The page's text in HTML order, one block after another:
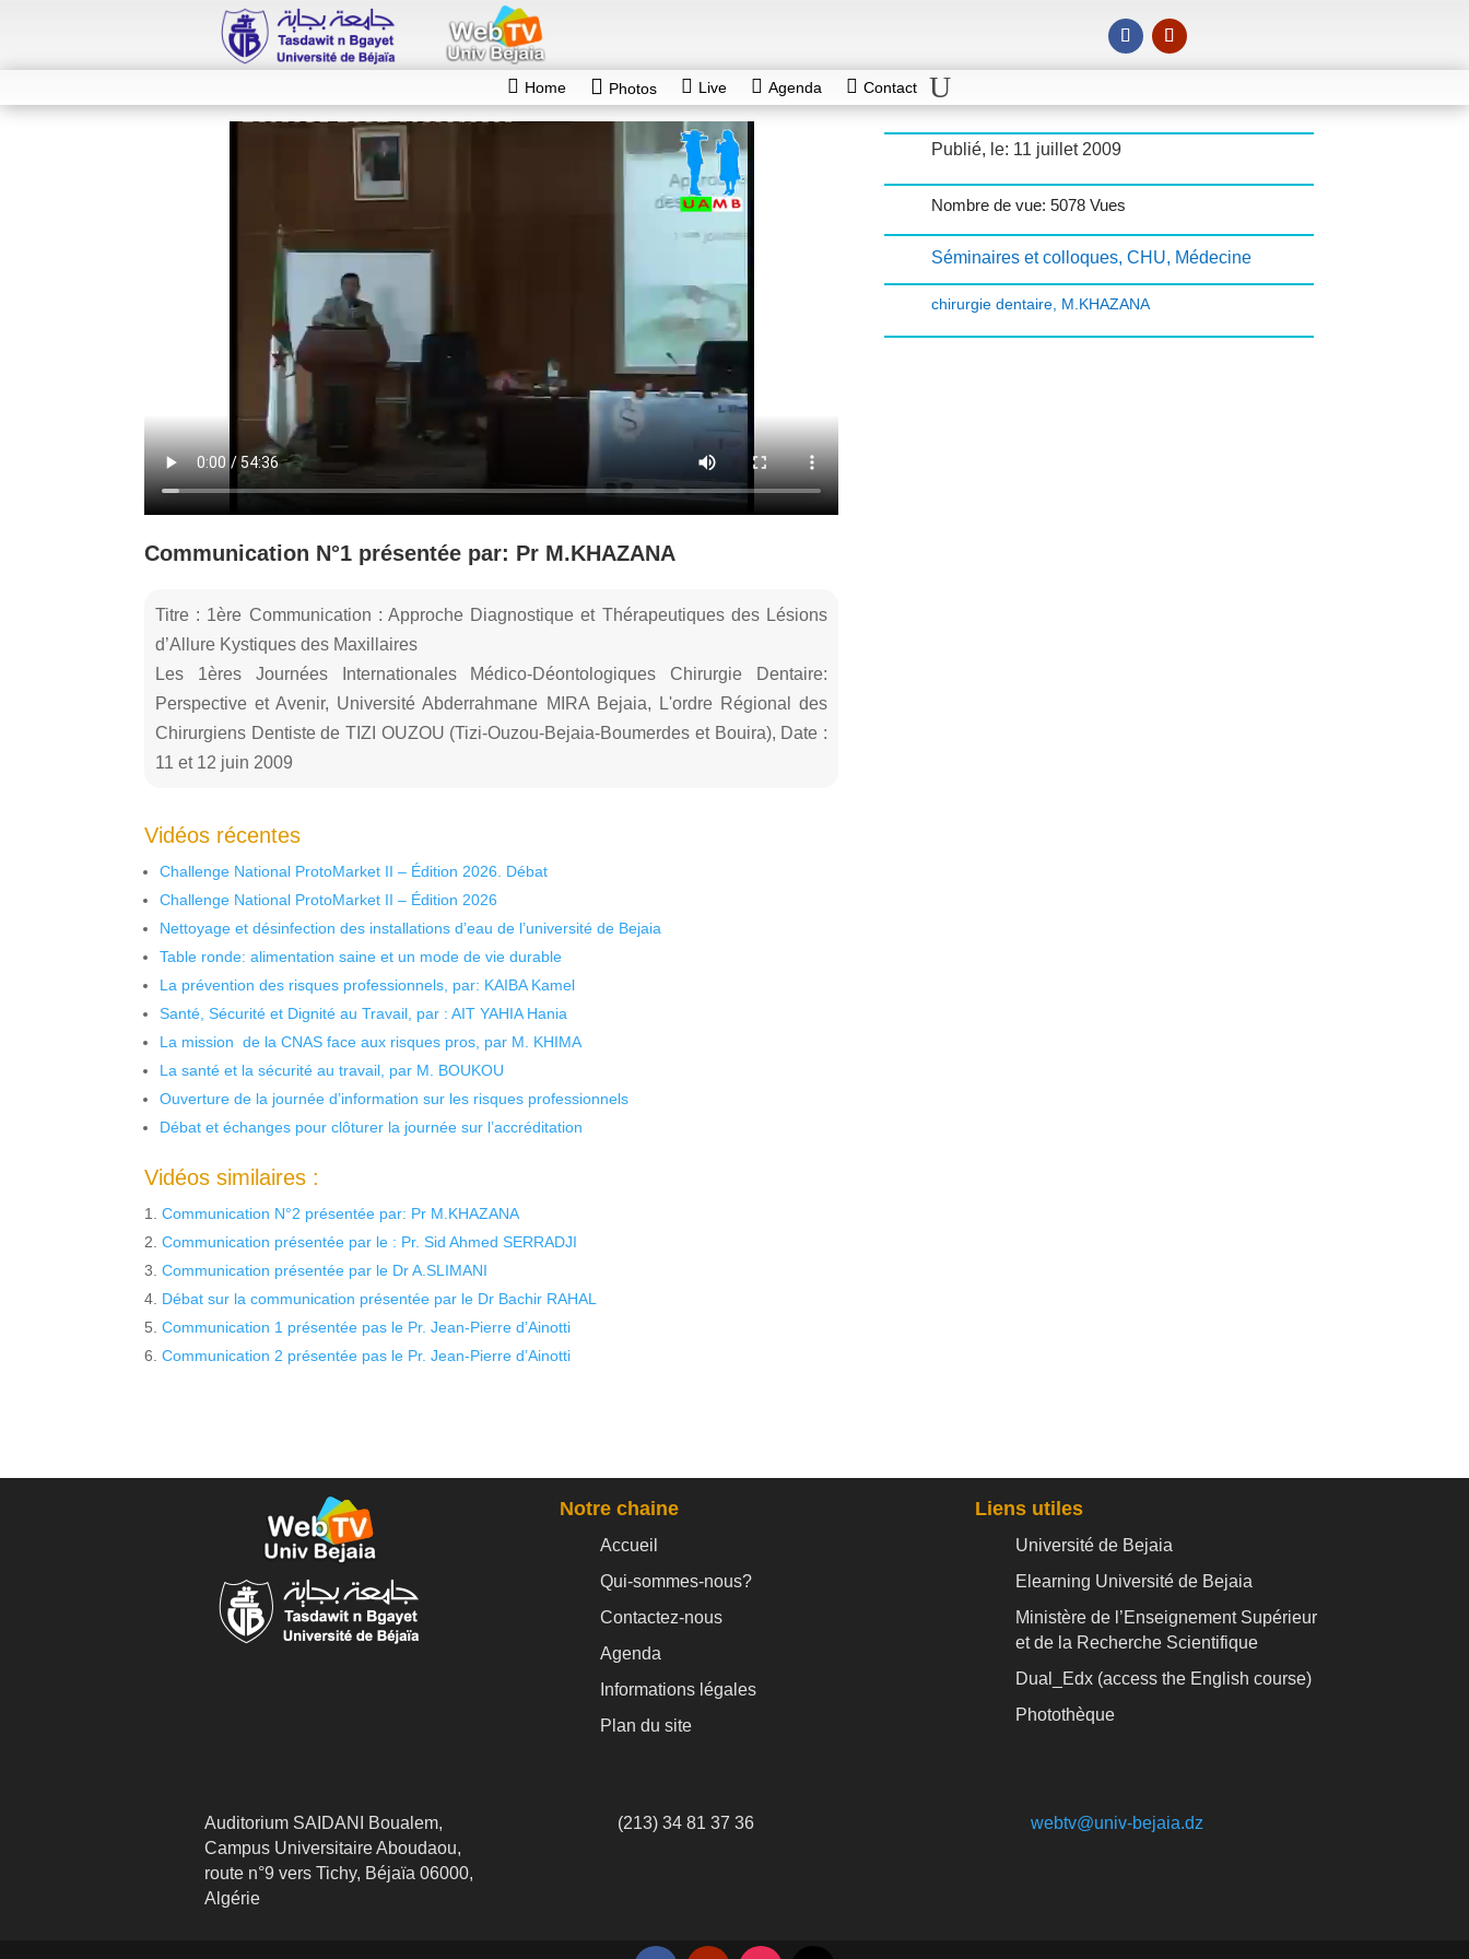
Home Photos Live Agenda Contact
Communication N°1 présentée par: Pr M.KHAZANA
Titre : 1ère Communication : Approche Diagnostique et Thérapeutiques des Lésions
d’Allure Kystiques des Maxillaires
Les 1ères Journées Internationales Médico-Déontologiques Chirurgie Dentaire:
Perspective et Avenir, Université Abderrahmane MIRA Bejaia, L'ordre Régional des
Chirurgiens Dentiste de TIZI OUZOU (Tizi-Ouzou-Bejaia-Boumerdes et Bouira), Date :
11 et 12 juin 2009
Vidéos récentes
Challenge National ProtoMarket II – Édition 2026. Débat
Challenge National ProtoMarket II – Édition 2026
Nettoyage et désinfection des installations d’eau de l’université de Bejaia
Table ronde: alimentation saine et un mode de vie durable
La prévention des risques professionnels, par: KAIBA Kamel
Santé, Sécurité et Dignité au Travail, par : AIT YAHIA Hania
La mission de la CNAS face aux risques pros, par M. KHIMA
La santé et la sécurité au travail, par M. BOUKOU
Ouverture de la journée d’information sur les risques professionnels
Débat et échanges pour clôturer la journée sur l’accréditation
Vidéos similaires :
Communication N°2 présentée par: Pr M.KHAZANA
Communication présentée par le : Pr. Sid Ahmed SERRADJI
Communication présentée par le Dr A.SLIMANI
Débat sur la communication présentée par le Dr Bachir RAHAL
Communication 1 présentée pas le Pr. Jean-Pierre d’Ainotti
Communication 2 présentée pas le Pr. Jean-Pierre d’Ainotti
Publié, le: 11 juillet 2009
Nombre de vue: 5078 Vues
Séminaires et colloques, CHU, Médecine
chirurgie dentaire, M.KHAZANA
Notre chaine
Accueil
Qui-sommes-nous?
Contactez-nous
Agenda
Informations légales
Plan du site
Liens utiles
Université de Bejaia
Elearning Université de Bejaia
Ministère de l’Enseignement Supérieur
et de la Recherche Scientifique
Dual_Edx (access the English course)
Photothèque
Auditorium SAIDANI Boualem,
Campus Universitaire Aboudaou,
route n°9 vers Tichy, Béjaïa 06000,
Algérie
(213) 34 81 37 36 webtv@univ-bejaia.dz